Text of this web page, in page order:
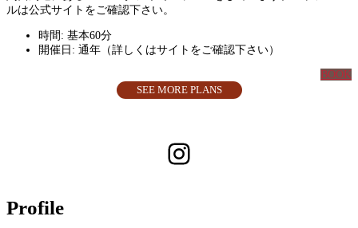
ルは公式サイトをご確認下さい。
時間: 基本60分
開催日: 通年（詳しくはサイトをご確認下さい）
BOOK
SEE MORE PLANS
Instagram
Profile